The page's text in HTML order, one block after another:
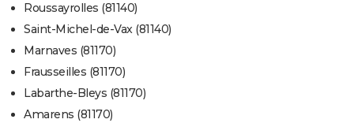
Roussayrolles (81140)
Saint-Michel-de-Vax (81140)
Marnaves (81170)
Frausseilles (81170)
Labarthe-Bleys (81170)
Amarens (81170)